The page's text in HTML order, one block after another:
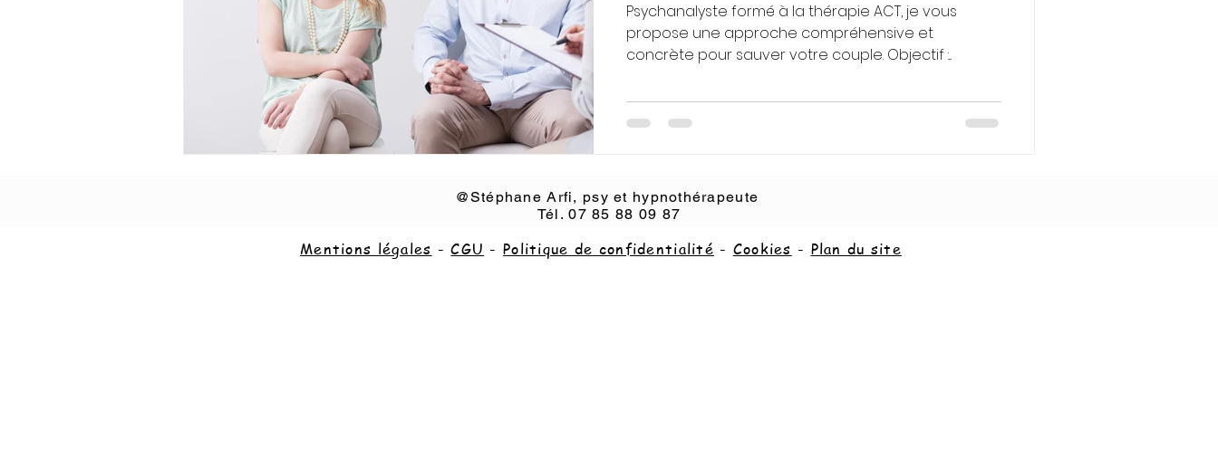
Psychanalyste formé à la thérapie ACT, je vous
propose une approche compréhensive et
concrète pour sauver votre couple. Objectif :...
@Stéphane Arfi, psy et hypnothérapeute
Tél. 07 85 88 09 87
Mentions légales -CGU -Politique de confidentialité - Cookies - Plan du site